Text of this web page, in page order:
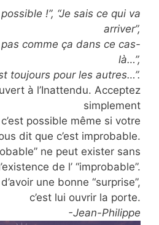
possible !”, “Je sais ce qui va
arriver”,
comme ça dans ce cas-
là…”,
toujours pour les autres…”.
à l’Inattendu. Acceptez
simplement
c’est possible même si votre
dit que c’est improbable.
ne peut exister sans
de l’ “improbable”.
une bonne “surprise”,
c’est lui ouvrir la porte.
-Jean-Philippe